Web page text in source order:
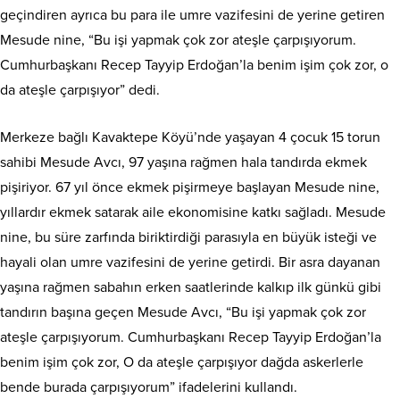
geçindiren ayrıca bu para ile umre vazifesini de yerine getiren
Mesude nine, “Bu işi yapmak çok zor ateşle çarpışıyorum.
Cumhurbaşkanı Recep Tayyip Erdoğan’la benim işim çok zor, o
da ateşle çarpışıyor” dedi.
Merkeze bağlı Kavaktepe Köyü’nde yaşayan 4 çocuk 15 torun
sahibi Mesude Avcı, 97 yaşına rağmen hala tandırda ekmek
pişiriyor. 67 yıl önce ekmek pişirmeye başlayan Mesude nine,
yıllardır ekmek satarak aile ekonomisine katkı sağladı. Mesude
nine, bu süre zarfında biriktirdiği parasıyla en büyük isteği ve
hayali olan umre vazifesini de yerine getirdi. Bir asra dayanan
yaşına rağmen sabahın erken saatlerinde kalkıp ilk günkü gibi
tandırın başına geçen Mesude Avcı, “Bu işi yapmak çok zor
ateşle çarpışıyorum. Cumhurbaşkanı Recep Tayyip Erdoğan’la
benim işim çok zor, O da ateşle çarpışıyor dağda askerlerle
bende burada çarpışıyorum” ifadelerini kullandı.